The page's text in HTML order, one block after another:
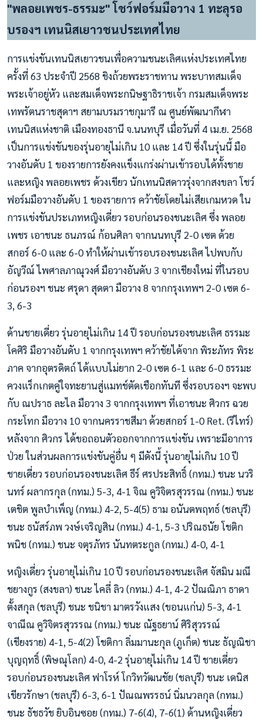
"พลอยเพชร-ธรรมะ" โชว์ฟอร์มมือวาง 1 ทะลุรอ
บรองฯ เทนนิสเยาวชนประเทศไทย
การแข่งขันเทนนิสเยาวชนเพื่อความชนะเลิศแห่งประเทศไทย
ครั้งที่ 63 ประจำปี 2568 ชิงถ้วยพระราชทาน พระบาทสมเด็จ
พระเจ้าอยู่หัว และสมเด็จพระกนิษฐาธิราชเจ้า กรมสมเด็จพระ
เทพรัตนราชสุดาฯ สยามบรมราชกุมารี ณ ศูนย์พัฒนากีฬา
เทนนิสแห่งชาติ เมืองทองธานี จ.นนทบุรี เมื่อวันที่ 4 เม.ย. 2568
เป็นการแข่งขันของรุ่นอายุไม่เกิน 10 และ 14 ปี ซึ่งในรุ่นนี้ มือ
วางอันดับ 1 ของรายการยังคงแข็งแกร่งผ่านเข้ารอบได้ทั้งชาย
และหญิง พลอยเพชร ด้วงเขียว นักเทนนิสดาวรุ่งจากสงขลา โชว์
ฟอร์มมือวางอันดับ 1 ของรายการ คว้าชัยโดยไม่เสียเกมหวด ใน
การแข่งขันประเภทหญิงเดี่ยว รอบก่อนรองชนะเลิศ ซึ่ง พลอย
เพชร เอาชนะ ธนภรณ์ ก้อนศิลา จากนนทบุรี 2-0 เซต ด้วย
สกอร์ 6-0 และ 6-0 ทำให้ผ่านเข้ารอบรองชนะเลิศ ไปพบกับ
อัญวีณ์ ไพศาลภาณุวงศ์ มือวางอันดับ 3 จากเชียงใหม่ ที่ในรอบ
ก่อนรองฯ ชนะ ศรุดา สุดตา มือวาง 8 จากกรุงเทพฯ 2-0 เซต 6-
3, 6-3
ด้านชายเดี่ยว รุ่นอายุไม่เกิน 14 ปี รอบก่อนรองชนะเลิศ ธรรมะ
โคศิริ มือวางอันดับ 1 จากกรุงเทพฯ คว้าชัยได้จาก พิระภัทร พิระ
ภาค จากอุตรดิตถ์ ได้แบบไม่ยาก 2-0 เซต 6-1 และ 6-0 ธรรมะ
ควงแร็กเกตคู่ใจทะยานสู่แมทช์ตัดเชือกทันที ซึ่งรอบรองฯ จะพบ
กับ ณปราธ ละไล มือวาง 3 จากกรุงเทพฯ ที่เอาชนะ ศิวกร ฉวย
กระโทก มือวาง 10 จากนครราชสีมา ด้วยสกอร์ 1-0 Ret. (รีไทร์)
หลังจาก ศิวกร ได้ขอถอนตัวออกจากการแข่งขัน เพราะมีอาการ
ป่วย ในส่วนผลการแข่งขันคู่อื่น ๆ มีดังนี้ รุ่นอายุไม่เกิน 10 ปี
ชายเดี่ยว รอบก่อนรองชนะเลิศ ธีร์ ศรประสิทธิ์ (กทม.) ชนะ นวริ
นทร์ ผลากรกุล (กทม.) 5-3, 4-1 จิณ คูวิจิตรสุวรรณ (กทม.) ชนะ
เตชิต พูลบำเพ็ญ (กทม.) 4-2, 5-4(5) ธาม อนันตพฤทธ์ (ชลบุรี)
ชนะ ธนัสร์ภพ วงษ์เจริญสิน (กทม.) 4-1, 5-3 ปริณธนัย โชติก
พนิช (กทม.) ชนะ จตุรภัทร นันทตระกูล (กทม.) 4-0, 4-1
หญิงเดี่ยว รุ่นอายุไม่เกิน 10 ปี รอบก่อนรองชนะเลิศ จัสมิน มณี
ชยางกูร (สงขลา) ชนะ ไคลี่ ลิว (กทม.) 4-1, 4-2 ปัณณิภา ธาดา
ตั้งสกุล (ชลบุรี) ชนะ ชนิชา มาตรวังแสง (ขอนแก่น) 5-3, 4-1
จาณีณ คูวิจิตรสุวรรณ (กทม.) ชนะ ณัฐธยาน์ ศิริสุวรรณ์
(เชียงราย) 4-1, 5-4(2) โชติกา ลิ่มมานะกุล (ภูเก็ต) ชนะ ธัญณิชา
บุญฤทธิ์ (พิษณุโลก) 4-0, 4-2 รุ่นอายุไม่เกิน 14 ปี ชายเดี่ยว
รอบก่อนรองชนะเลิศ ฟาโรห์ โกวิทวัฒนชัย (ชลบุรี) ชนะ เดนิส
เขียวรักษา (ชลบุรี) 6-3, 6-1 ปัณณพรรธน์ นิ่มนวลกุล (กทม.)
ชนะ ธัชธวัช ยิบอินซอย (กทม.) 7-6(4), 7-6(1) ด้านหญิงเดี่ยว